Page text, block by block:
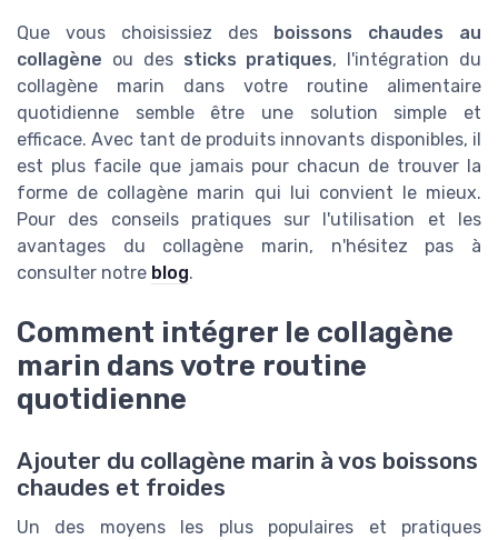
Que vous choisissiez des boissons chaudes au
collagène ou des sticks pratiques, l'intégration du
collagène marin dans votre routine alimentaire
quotidienne semble être une solution simple et
efficace. Avec tant de produits innovants disponibles, il
est plus facile que jamais pour chacun de trouver la
forme de collagène marin qui lui convient le mieux.
Pour des conseils pratiques sur l'utilisation et les
avantages du collagène marin, n'hésitez pas à
consulter notre blog.
Comment intégrer le collagène
marin dans votre routine
quotidienne
Ajouter du collagène marin à vos boissons
chaudes et froides
Un des moyens les plus populaires et pratiques